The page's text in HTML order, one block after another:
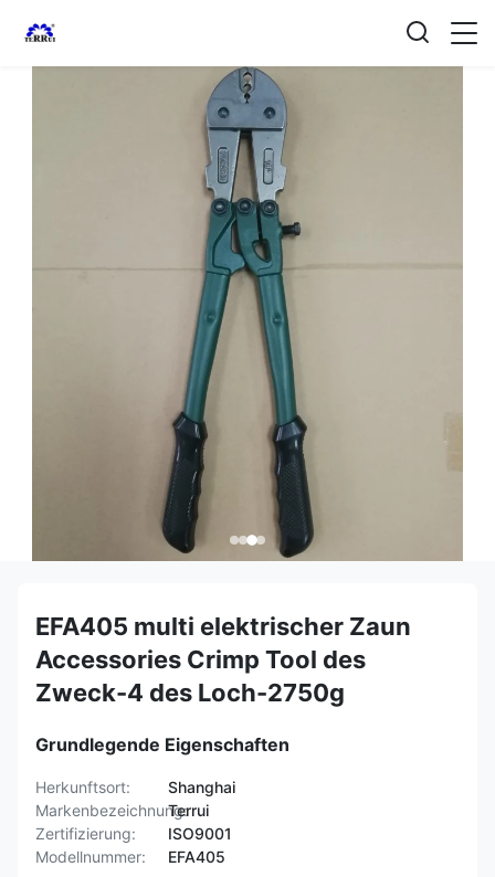
EFA405 multi elektrischer Zaun
Accessories Crimp Tool des
Zweck-4 des Loch-2750g
Grundlegende Eigenschaften
Herkunftsort:
Shanghai
Markenbezeichnung:Terrui
Zertifizierung:
ISO9001
Modellnummer:
EFA405